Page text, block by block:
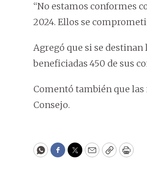
“No estamos conformes
2024. Ellos se
Agregó que si se
beneficiadas 450 de sus
Comentó también que
Consejo.
WhatsApp
Facebook
Twitter
EmailCopyPrint